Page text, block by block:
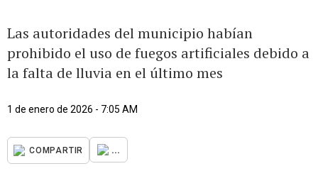
Las autoridades del municipio habían
prohibido el uso de fuegos artificiales debido a
la falta de lluvia en el último mes
1 de enero de 2026 - 7:05 AM
COMPARTIR ...